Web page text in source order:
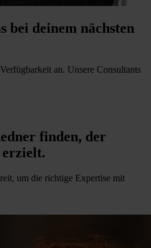
bei deinem nächsten
an. Unsere Consultants
finden, der
um die richtige Expertise mit